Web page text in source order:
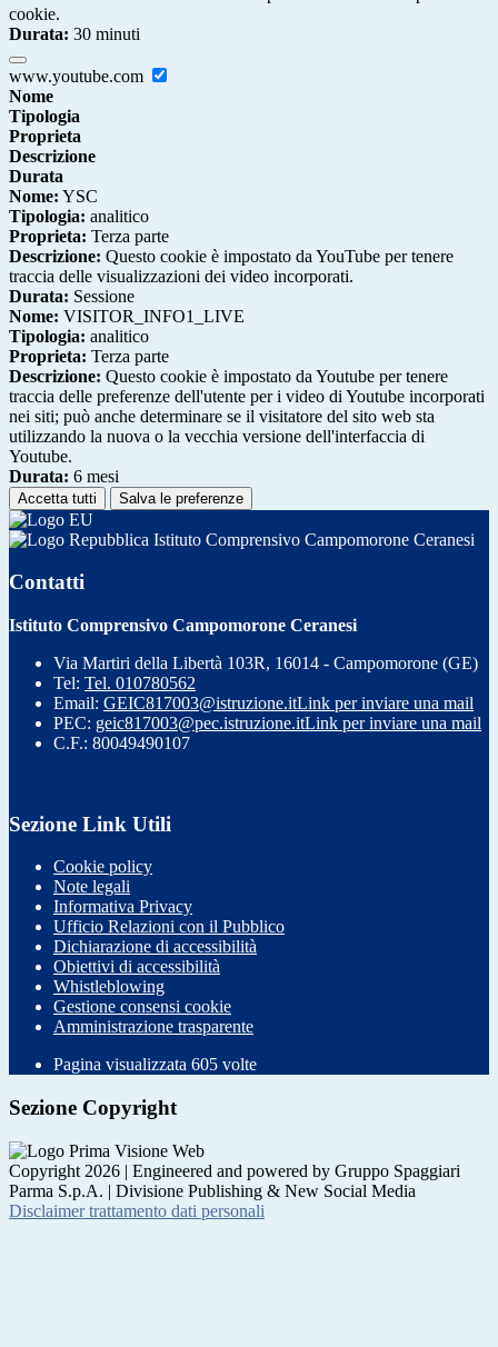
cookie.
Durata: 30 minuti
www.youtube.com
Nome
Tipologia
Proprieta
Descrizione
Durata
Nome: YSC
Tipologia: analitico
Proprieta: Terza parte
Descrizione: Questo cookie è impostato da YouTube per tenere
traccia delle visualizzazioni dei video incorporati.
Durata: Sessione
Nome: VISITOR_INFO1_LIVE
Tipologia: analitico
Proprieta: Terza parte
Descrizione: Questo cookie è impostato da Youtube per tenere
traccia delle preferenze dell'utente per i video di Youtube incorporati
nei siti; può anche determinare se il visitatore del sito web sta
utilizzando la nuova o la vecchia versione dell'interfaccia di
Youtube.
Durata: 6 mesi
Accetta tutti Salva le preferenze
Istituto Comprensivo Campomorone Ceranesi
Contatti
Istituto Comprensivo Campomorone Ceranesi
Via Martiri della Libertà 103R, 16014 - Campomorone (GE)
Tel: Tel. 010780562
Email: GEIC817003@istruzione.itLink per inviare una mail
PEC: geic817003@pec.istruzione.itLink per inviare una mail
C.F.: 80049490107
Sezione Link Utili
Cookie policy
Note legali
Informativa Privacy
Ufficio Relazioni con il Pubblico
Dichiarazione di accessibilità
Obiettivi di accessibilità
Whistleblowing
Gestione consensi cookie
Amministrazione trasparente
Pagina visualizzata 605 volte
Sezione Copyright
Copyright 2026 | Engineered and powered by Gruppo Spaggiari
Parma S.p.A. | Divisione Publishing & New Social Media
Disclaimer trattamento dati personali